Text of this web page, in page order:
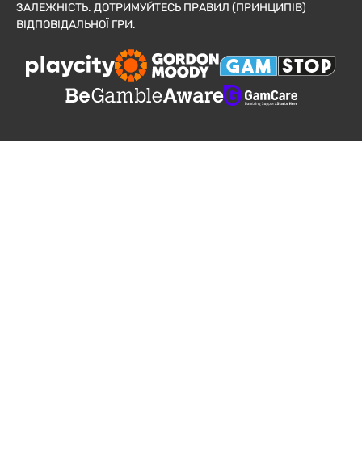
ЗАЛЕЖНІСТЬ. ДОТРИМУЙТЕСЬ ПРАВИЛ (ПРИНЦИПІВ)
ВІДПОВІДАЛЬНОЇ ГРИ.